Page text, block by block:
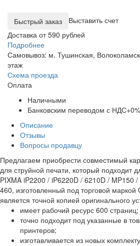
Выставить счет
Доставка от 590 рублей
Подробнее
Самовывоз: м. Тушинская,
этаж
Схема проезда
Оплата
Наличными
Банковским переводом с НДС+0%
Описание
Отзывы
Вопросы продавцу
Предлагаем приобрести совместимый
для струйной печати, который подходит
PIXMA iP2200 / iP6220D / 6210D / MP150
460, изготовленный под торговой
является точной копией оригинального
имеет рабочий ресурс 600 страниц;
точно подходит под указанные в
принтеров;
изготавливается из новых